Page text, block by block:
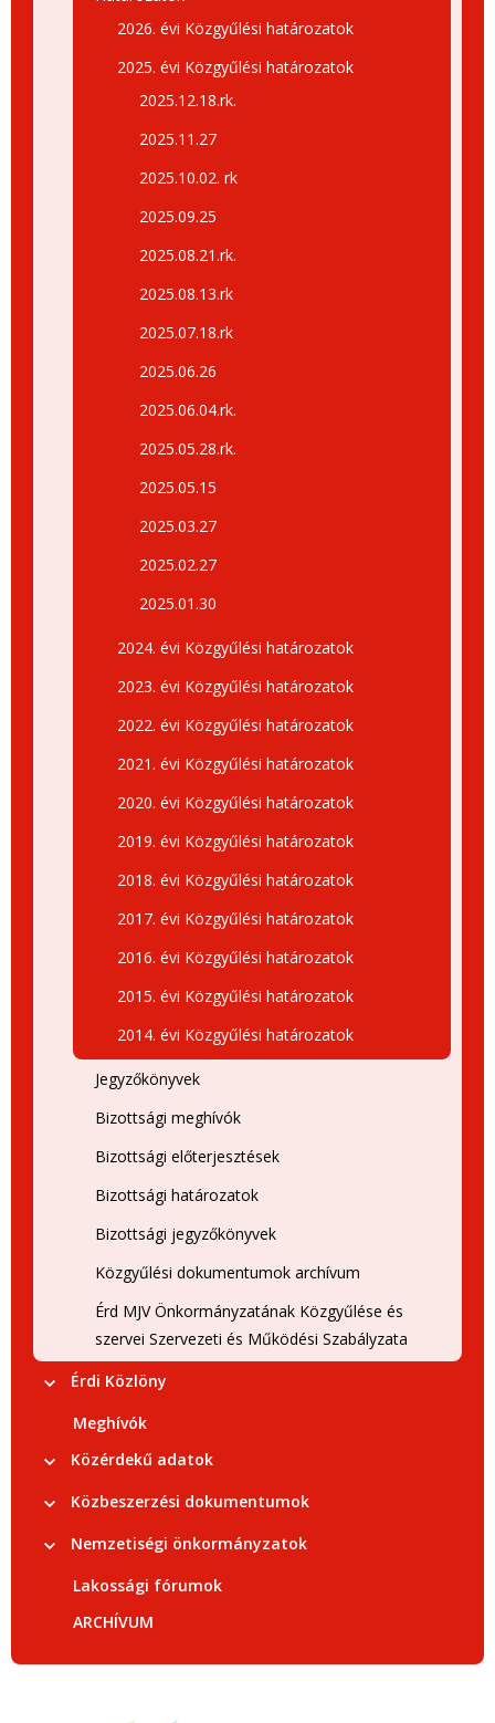
2026. évi Közgyűlési határozatok
2025. évi Közgyűlési határozatok
2025.12.18.rk.
2025.11.27
2025.10.02. rk
2025.09.25
2025.08.21.rk.
2025.08.13.rk
2025.07.18.rk
2025.06.26
2025.06.04.rk.
2025.05.28.rk.
2025.05.15
2025.03.27
2025.02.27
2025.01.30
2024. évi Közgyűlési határozatok
2023. évi Közgyűlési határozatok
2022. évi Közgyűlési határozatok
2021. évi Közgyűlési határozatok
2020. évi Közgyűlési határozatok
2019. évi Közgyűlési határozatok
2018. évi Közgyűlési határozatok
2017. évi Közgyűlési határozatok
2016. évi Közgyűlési határozatok
2015. évi Közgyűlési határozatok
2014. évi Közgyűlési határozatok
Jegyzőkönyvek
Bizottsági meghívók
Bizottsági előterjesztések
Bizottsági határozatok
Bizottsági jegyzőkönyvek
Közgyűlési dokumentumok archívum
Érd MJV Önkormányzatának Közgyűlése és
szervei Szervezeti és Működési Szabályzata
Érdi Közlöny
Meghívók
Közérdekű adatok
Közbeszerzési dokumentumok
Nemzetiségi önkormányzatok
Lakossági fórumok
ARCHÍVUM